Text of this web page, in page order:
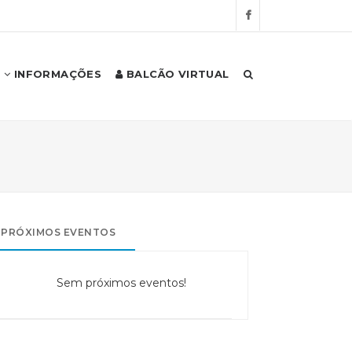
INFORMAÇÕES BALCÃO VIRTUAL
PRÓXIMOS EVENTOS
Sem próximos eventos!